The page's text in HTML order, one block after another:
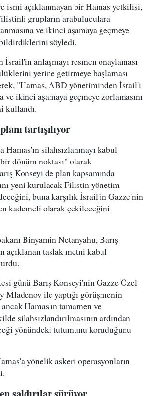
ismi açıklanmayan bir Hamas yetkilisi,
grupların arabuluculara
ve ikinci aşamaya geçmeye
bildirdiklerini söyledi.
anlaşmayı resmen onaylaması
yerine getirmeye başlaması
"Hamas, ABD yönetiminden İsrail'i
ve ikinci aşamaya geçmeye zorlamasını
kullandı.
tartışılıyor
Hamas'ın silahsızlanmayı kabul
dönüm noktası" olarak
Konseyi de plan kapsamında
yeni kurulacak Filistin yönetim
buna karşılık İsrail'in Gazze'nin
kademeli olarak çekileceğini
Binyamin Netanyahu, Barış
açıklanan taslak metni kabul
günü Barış Konseyi'nin Gazze Özel
Mladenov ile yaptığı görüşmenin
Hamas'ın tamamen ve
silahsızlandırılmasının ardından
yönündeki tutumunu koruduğunu
yönelik askeri operasyonların